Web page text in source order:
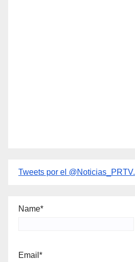
Tweets por el @Noticias_PRTV.
Name*
Email*